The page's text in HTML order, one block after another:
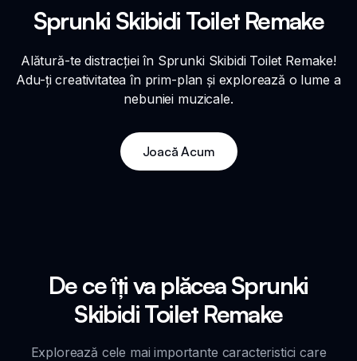
Sprunki Skibidi Toilet Remake
Alătură-te distracției în Sprunki Skibidi Toilet Remake!
Adu-ți creativitatea în prim-plan și explorează o lume a
nebuniei muzicale.
Joacă Acum
De ce îți va plăcea Sprunki
Skibidi Toilet Remake
Explorează cele mai importante caracteristici care